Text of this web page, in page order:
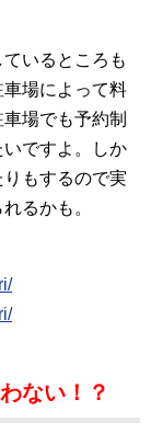
いるところも
場によって料
場でも予約制
ですよ。しか
もするので実
るかも。
ない！？